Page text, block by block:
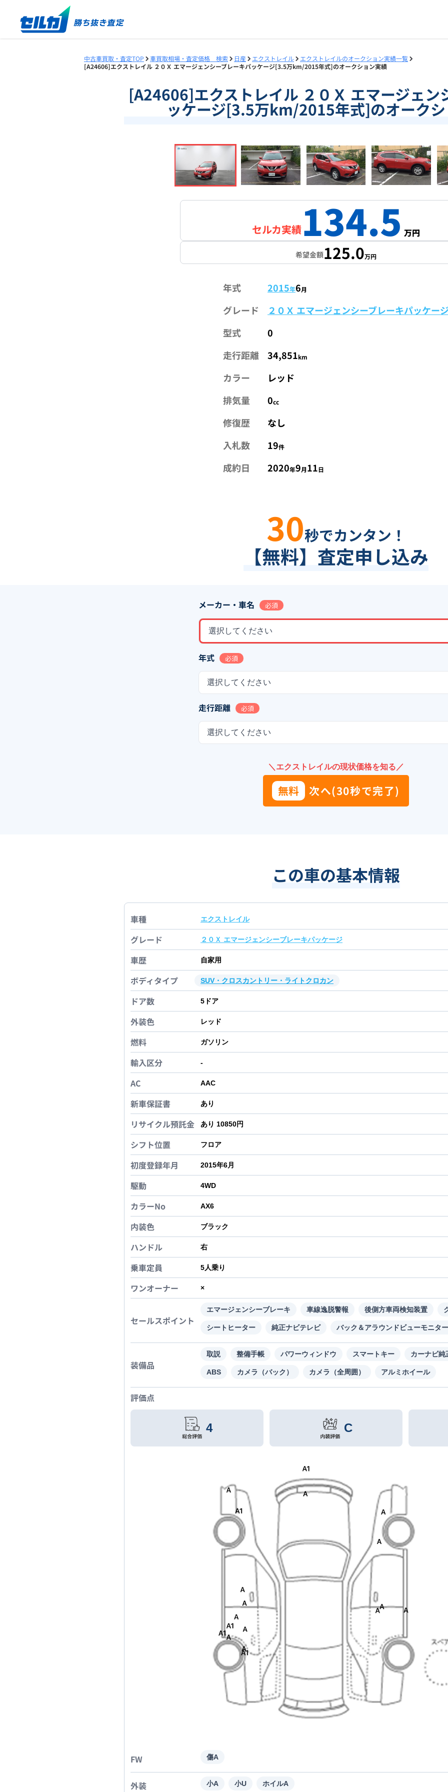
中古車買取・査定TOP 車買取相場・査定価格 検索 日産 エクストレイル
エクストレイルのオークション実績一覧
[A24606]エクストレイル ２０Ｘ エマージェンシーブレーキパッケージ[3.5万km/2015年式]のオークション実績
[A24606]エクストレイル ２０Ｘ エマージェン
ッケージ[3.5万km/2015年式]のオーク
セルカ実績134.5 万円
希望金額125.0万円
年式 2015年6月
グレード
２０Ｘ エマージェンシーブレーキパッケージ
型式
0
走行距離
34,851km
カラー
レッド
排気量
0cc
修復歴
なし
入札数
19件
成約日 2020年9月11日
30秒でカンタン！
【無料】査定申し込み
メーカー・車名 必須
選択してください
年式 必須
選択してください
走行距離 必須
選択してください
＼エクストレイルの現状価格を知る／
無料 次へ(30秒で完了)
この車の基本情報
車種 エクストレイル
グレード ２０Ｘ エマージェンシーブレーキパッケージ
車歴 自家用
ボディタイプ SUV・クロスカントリー・ライトクロカン
ドア数 5 ドア
外装色 レッド
燃料 ガソリン
輸入区分 -
AC AAC
新車保証書 あり
リサイクル預託金 あり 10850円
シフト位置 フロア
初度登録年月 2015年6月
駆動 4WD
カラーNo AX6
内装色 ブラック
ハンドル 右
乗車定員 5人乗り
ワンオーナー ×
セールスポイント
エマージェンシーブレーキ 車線逸脱警報 後側方車両検知装置
シートヒーター 純正ナビテレビ バック＆アラウンドビューモニター
装備品
取説 整備手帳 パワーウィンドウ スマートキー カーナビ純
ABS カメラ（バック） カメラ（全周囲） アルミホイール
評価点
4 C
FW 傷A
外装 小A 小U ホイルA